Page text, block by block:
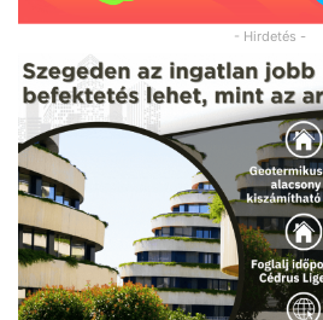
- Hirdetés -